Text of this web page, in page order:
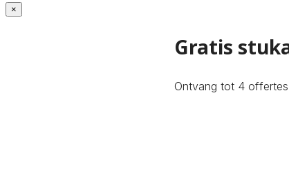
×
Gratis
Ontvang tot 4